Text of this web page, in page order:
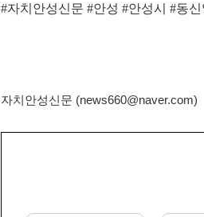
#자치안성신문 #안성 #안성시 #동신
자치안성신문 (news660@naver.com)